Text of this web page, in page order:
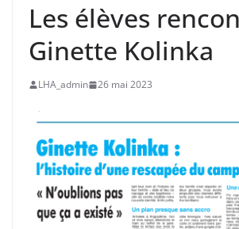
Les élèves
Ginette Kolinka
LHA_admin 26 mai 2023